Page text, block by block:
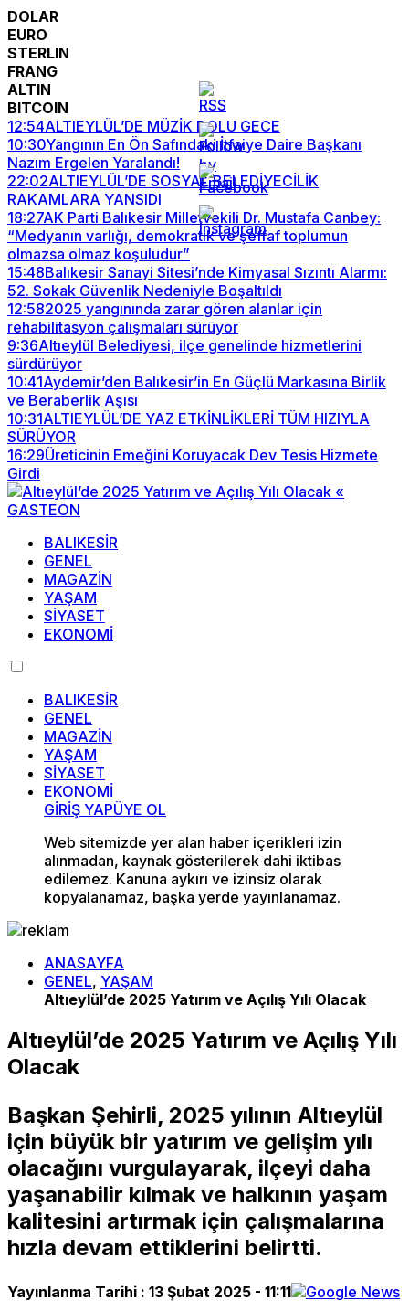
DOLAR
EURO
STERLIN
FRANG
ALTIN
BITCOIN
12:54ALTIEYLÜL’DE MÜZİK DOLU GECE
10:30Yangının En Ön Safındaki İtfaiye Daire Başkanı
Nazım Ergelen Yaralandı!
22:02ALTIEYLÜL’DE SOSYAL BELEDİYECİLİK
RAKAMLARA YANSIDI
18:27AK Parti Balıkesir Milletvekili Dr. Mustafa Canbey:
“Medyanın varlığı, demokratik ve şeffaf toplumun
olmazsa olmaz koşuludur”
15:48Balıkesir Sanayi Sitesi’nde Kimyasal Sızıntı Alarmı:
52. Sokak Güvenlik Nedeniyle Boşaltıldı
12:582025 yangınında zarar gören alanlar için
rehabilitasyon çalışmaları sürüyor
9:36Altıeylül Belediyesi, ilçe genelinde hizmetlerini
sürdürüyor
10:41Aydemir’den Balıkesir’in En Güçlü Markasına Birlik
ve Beraberlik Aşısı
10:31ALTIEYLÜL’DE YAZ ETKİNLİKLERİ TÜM HIZIYLA
SÜRÜYOR
16:29Üreticinin Emeğini Koruyacak Dev Tesis Hizmete
Girdi
BALIKESİR
GENEL
MAGAZİN
YAŞAM
SİYASET
EKONOMİ
BALIKESİR
GENEL
MAGAZİN
YAŞAM
SİYASET
EKONOMİ
GİRİŞ YAPÜYE OL
Web sitemizde yer alan haber içerikleri izin
alınmadan, kaynak gösterilerek dahi iktibas
edilemez. Kanuna aykırı ve izinsiz olarak
kopyalanamaz, başka yerde yayınlanamaz.
ANASAYFA
GENEL, YAŞAM
Altıeylül’de 2025 Yatırım ve Açılış Yılı Olacak
Altıeylül’de 2025 Yatırım ve Açılış Yılı
Olacak
Başkan Şehirli, 2025 yılının Altıeylül
için büyük bir yatırım ve gelişim yılı
olacağını vurgulayarak, ilçeyi daha
yaşanabilir kılmak ve halkının yaşam
kalitesini artırmak için çalışmalarına
hızla devam ettiklerini belirtti.
Yayınlanma Tarihi : 13 Şubat 2025 - 11:11